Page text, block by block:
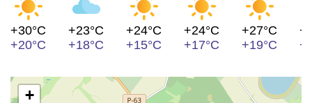
+30°C
+20°C
+23°C
+18°C
+24°C
+15°C
+24°C
+17°C
+27°C
+19°C
+